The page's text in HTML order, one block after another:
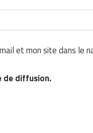
et mon site dans le
de diffusion.